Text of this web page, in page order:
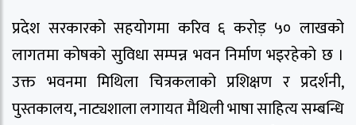
प्रदेश सरकारको सहयोगमा करिव ६ करोड़ ५० लाखको
लागतमा कोषको सुविधा सम्पन्न भवन निर्माण भइरहेको छ ।
उक्त भवनमा मिथिला चित्रकलाको प्रशिक्षण र प्रदर्शनी,
पुस्तकालय, नाट्यशाला लगायत मैथिली भाषा साहित्य सम्बन्धि